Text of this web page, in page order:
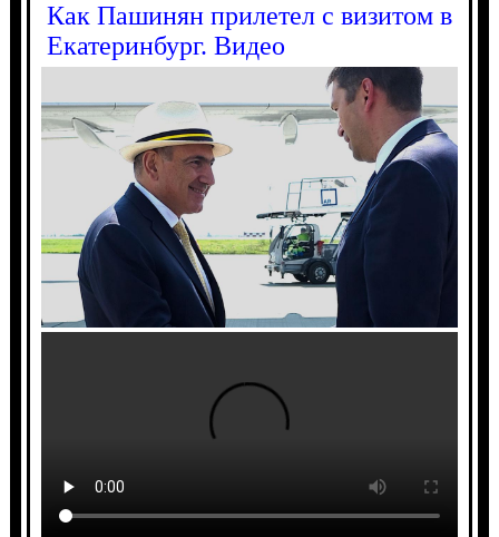
Как Пашинян прилетел с визитом в
Екатеринбург. Видео